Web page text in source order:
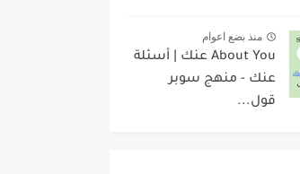
منذ بضع اعوام
About You عنك | أسئلة
عنك - منهج سوبر
قول...